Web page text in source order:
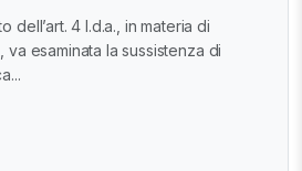
dell’art. 4 l.d.a., in materia di
esaminata la sussistenza di